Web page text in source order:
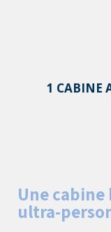
1 CABINE
Une
ultra-